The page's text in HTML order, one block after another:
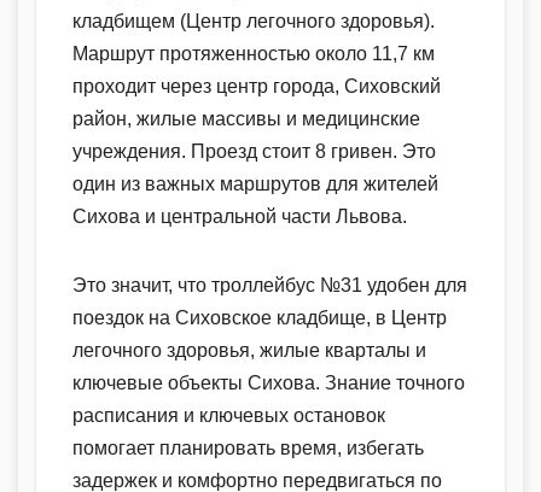
кладбищем (Центр легочного здоровья).
Маршрут протяженностью около 11,7 км
проходит через центр города, Сиховский
район, жилые массивы и медицинские
учреждения. Проезд стоит 8 гривен. Это
один из важных маршрутов для жителей
Сихова и центральной части Львова.
Это значит, что троллейбус №31 удобен для
поездок на Сиховское кладбище, в Центр
легочного здоровья, жилые кварталы и
ключевые объекты Сихова. Знание точного
расписания и ключевых остановок
помогает планировать время, избегать
задержек и комфортно передвигаться по